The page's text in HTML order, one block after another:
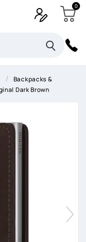
0
Backpacks &
Dark Brown
×
επιθυμητών